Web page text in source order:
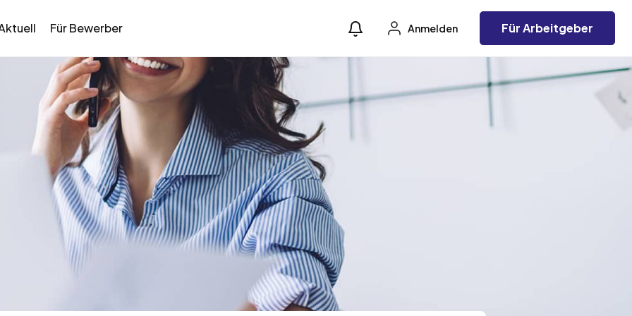
Für Bewerber Anmelden Für Arbeitgeber